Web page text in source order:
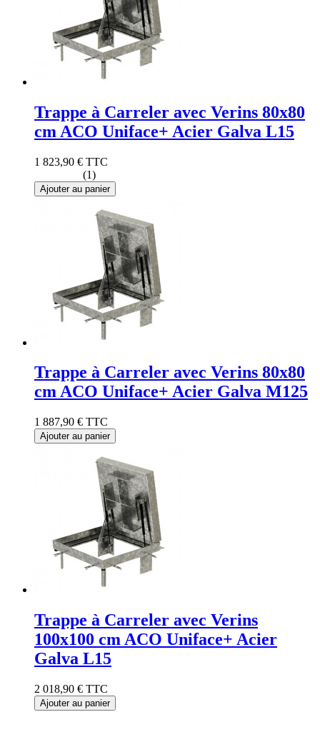
Trappe à Carreler avec Verins 80x80
cm ACO Uniface+ Acier Galva L15
1 823,90 € TTC
(1)
Ajouter au panier
Trappe à Carreler avec Verins 80x80
cm ACO Uniface+ Acier Galva M125
1 887,90 € TTC
Ajouter au panier
Trappe à Carreler avec Verins
100x100 cm ACO Uniface+ Acier
Galva L15
2 018,90 € TTC
Ajouter au panier